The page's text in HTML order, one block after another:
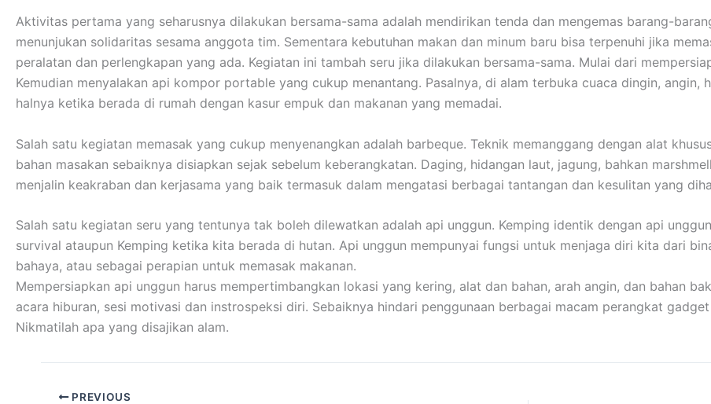
Aktivitas pertama yang seharusnya dilakukan bersama-sama adalah mendirikan tenda dan mengemas barang-
menunjukan solidaritas sesama anggota tim. Sementara kebutuhan makan dan minum baru bisa terpenuhi jika
peralatan dan perlengkapan yang ada. Kegiatan ini tambah seru jika dilakukan bersama-sama. Mulai dari
Kemudian menyalakan api kompor portable yang cukup menantang. Pasalnya, di alam terbuka cuaca dingin, angin,
halnya ketika berada di rumah dengan kasur empuk dan makanan yang memadai.
Salah satu kegiatan memasak yang cukup menyenangkan adalah barbeque. Teknik memanggang dengan alat
bahan masakan sebaiknya disiapkan sejak sebelum keberangkatan. Daging, hidangan laut, jagung, bahkan
menjalin keakraban dan kerjasama yang baik termasuk dalam mengatasi berbagai tantangan dan kesulitan yang
Salah satu kegiatan seru yang tentunya tak boleh dilewatkan adalah api unggun. Kemping identik dengan api
survival ataupun Kemping ketika kita berada di hutan. Api unggun mempunyai fungsi untuk menjaga diri kita dari
bahaya, atau sebagai perapian untuk memasak makanan.
Mempersiapkan api unggun harus mempertimbangkan lokasi yang kering, alat dan bahan, arah angin, dan bahan
acara hiburan, sesi motivasi dan instrospeksi diri. Sebaiknya hindari penggunaan berbagai macam perangkat
Nikmatilah apa yang disajikan alam.
PREVIOUS